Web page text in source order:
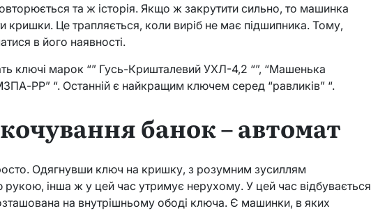
та ж історія. Якщо ж закрутити сильно, то машинка
кришки. Це трапляється, коли виріб не має підшипника. Тому,
в його наявності.
ключі марок “” Гусь-Кришталевий УХЛ-4,2 “”, “Машенька
РР” “. Останній є найкращим ключем серед “равликів” “.
банок – автомат
Одягнувши ключ на кришку, з розумним зусиллям
інша ж у цей час утримує нерухому. У цей час відбувається
на внутрішньому ободі ключа. Є машинки, в яких